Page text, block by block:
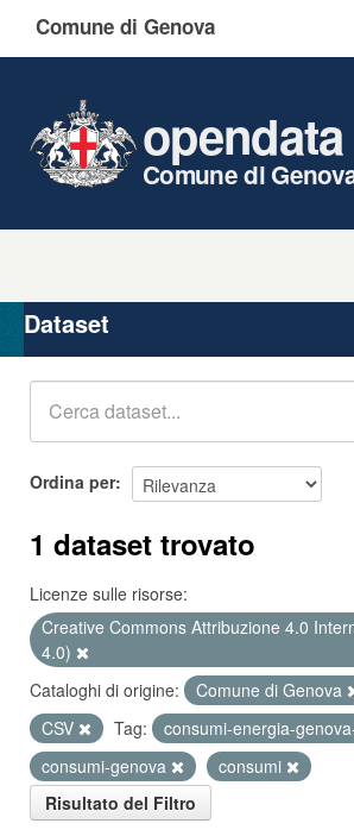
Comune di Genova
opendata
Comune di
Organizzazioni
Gruppi
Dataset
Ordina per
1 dataset trovato
Licenze sulle risorse:
Creative Commons Attribuzione 4.0
4.0)
Cataloghi di origine:
Comune di Genova
CSV
Tag:
consumi-energia-
consumi-genova
consumi
Risultato del Filtro